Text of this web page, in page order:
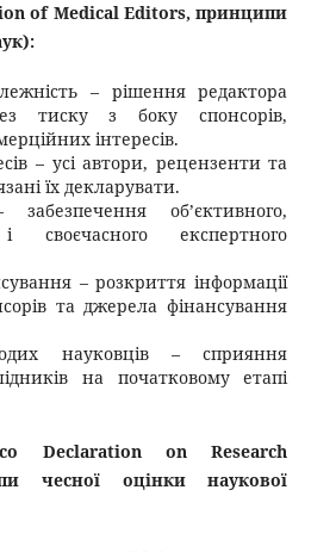
of Medical Editors, принципи
– рішення редактора
тиску з боку спонсорів,
інтересів.
– усі автори, рецензенти та
їх декларувати.
об’єктивного,
своєчасного експертного
– розкриття інформації
та джерела фінансування
науковців – сприяння
на початковому етапі
Declaration on Research
чесної оцінки наукової